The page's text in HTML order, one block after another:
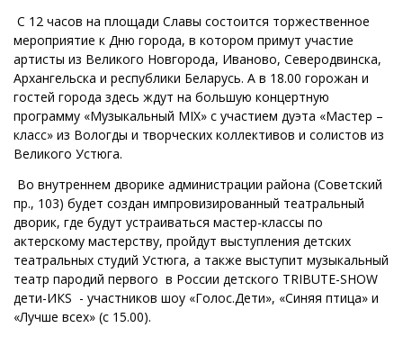
С 12 часов на площади Славы состоится торжественное
мероприятие к Дню города, в котором примут участие
артисты из Великого Новгорода, Иваново, Северодвинска,
Архангельска и республики Беларусь. А в 18.00 горожан и
гостей города здесь ждут на большую концертную
программу «Музыкальный MIX» с участием дуэта «Мастер –
класс» из Вологды и творческих коллективов и солистов из
Великого Устюга.
Во внутреннем дворике администрации района (Советский
пр., 103) будет создан импровизированный театральный
дворик, где будут устраиваться мастер-классы по
актерскому мастерству, пройдут выступления детских
театральных студий Устюга, а также выступит музыкальный
театр пародий первого в России детского TRIBUTE-SHOW
дети-ИКS - участников шоу «Голос.Дети», «Синяя птица» и
«Лучше всех» (с 15.00).